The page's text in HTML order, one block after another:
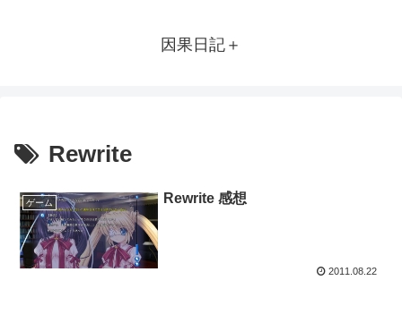
因果日記＋
Rewrite
ゲーム Rewrite 感想
2011.08.22